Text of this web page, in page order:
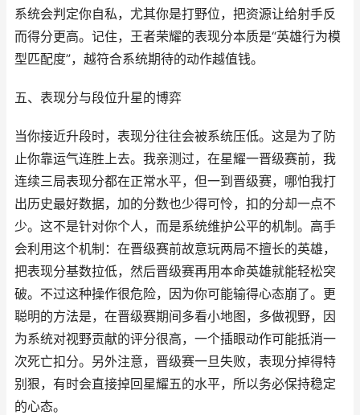
系统会判定你自私，尤其你是打野位，把资源让给射手反
而得分更高。记住，王者荣耀的表现分本质是“英雄行为模
型匹配度”，越符合系统期待的动作越值钱。
五、表现分与段位升星的博弈
当你接近升段时，表现分往往会被系统压低。这是为了防
止你靠运气连胜上去。我亲测过，在星耀一晋级赛前，我
连续三局表现分都在正常水平，但一到晋级赛，哪怕我打
出历史最好数据，加的分数也少得可怜，扣的分却一点不
少。这不是针对你个人，而是系统维护公平的机制。高手
会利用这个机制：在晋级赛前故意玩两局不擅长的英雄，
把表现分基数拉低，然后晋级赛再用本命英雄就能轻松突
破。不过这种操作很危险，因为你可能输得心态崩了。更
聪明的方法是，在晋级赛期间多看小地图，多做视野，因
为系统对视野贡献的评分很高，一个插眼动作可能抵消一
次死亡扣分。另外注意，晋级赛一旦失败，表现分掉得特
别狠，有时会直接掉回星耀五的水平，所以务必保持稳定
的心态。